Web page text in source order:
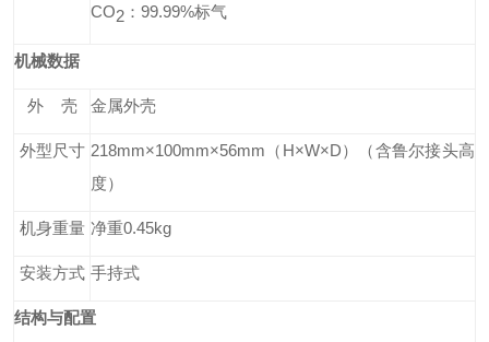
CO2 ： 99.99%标气
机械数据
外 壳 金属外壳
外型尺寸 218mm×100mm×56mm （ H×W×D） （含鲁尔接头高
度）
机身重量 净重0.45kg
安装方式 手持式
结构与配置